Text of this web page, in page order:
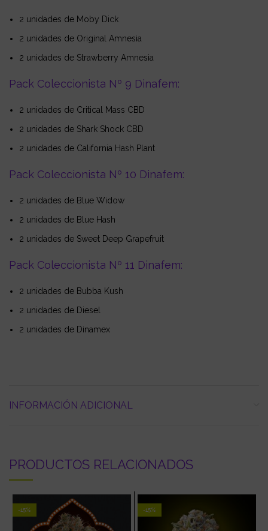
2 unidades de Moby Dick
2 unidades de Original Amnesia
2 unidades de Strawberry Amnesia
Pack Coleccionista Nº 9 Dinafem:
2 unidades de Critical Mass CBD
2 unidades de Shark Shock CBD
2 unidades de California Hash Plant
Pack Coleccionista Nº 10 Dinafem:
2 unidades de Blue Widow
2 unidades de Blue Hash
2 unidades de Sweet Deep Grapefruit
Pack Coleccionista Nº 11 Dinafem:
2 unidades de Bubba Kush
2 unidades de Diesel
2 unidades de Dinamex
INFORMACIÓN ADICIONAL
PRODUCTOS RELACIONADOS
-15% -15%